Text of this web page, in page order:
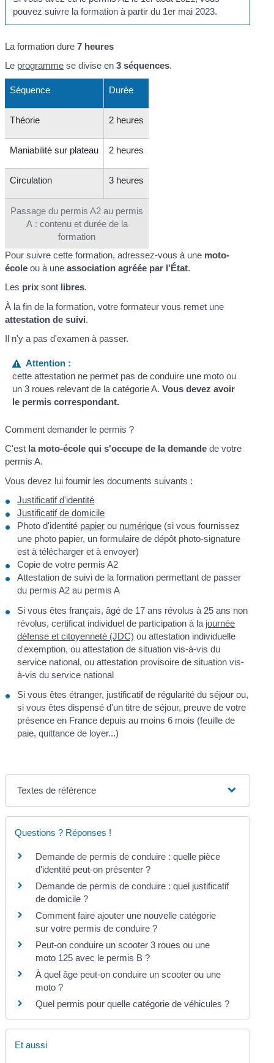
pouvez suivre la formation à partir du 1ermai 2023.
La formation dure7 heures
Le programme se divise en3 séquences.
Passage du permis A2 au permis
A : contenu et durée de la
formation
Séquence Durée
Théorie 2 heures
Maniabilité sur plateau 2 heures
Circulation 3 heures
Pour suivre cette formation, adressez-vous à une moto-
école ou à uneassociation agréée par l'État.
Les prix sont libres.
À la fin de la formation, votre formateur vous remet une
attestation de suivi.
Il n'y a pas d'examen à passer.
Attention :
cette attestation ne permet pas de conduire une moto ou
un 3 roues relevant de la catégorie A. Vous devez avoir
le permis correspondant.
Comment demander le permis ?
C'est la moto-école qui s'occupe de la demande de votre
permis A.
Vous devez lui fournir les documents suivants :
Justificatif d'identité
Justificatif de domicile
Photo d'identité papier ou numérique (si vous fournissez
une photo papier, un formulaire de dépôt photo-signature
est à télécharger et à envoyer)
Copie de votre permis A2
Attestation de suivi de la formation permettant de passer
du permis A2 au permis A
Si vous êtes français, âgé de 17 ans révolus à 25 ans non
révolus, certificat individuel de participation à la journée
défense et citoyenneté (JDC) ou attestation individuelle
d'exemption, ou attestation de situation vis-à-vis du
service national, ou attestation provisoire de situation vis-
à-vis du service national
Si vous êtes étranger, justificatif de régularité du séjour ou,
si vous êtes dispensé d'un titre de séjour, preuve de votre
présence en France depuis au moins 6 mois (feuille de
paie, quittance de loyer...)
Textes de référence
Questions ? Réponses !
Demande de permis de conduire : quelle pièce
d'identité peut-on présenter ?
Demande de permis de conduire : quel justificatif
de domicile ?
Comment faire ajouter une nouvelle catégorie
sur votre permis de conduire ?
Peut-on conduire un scooter 3 roues ou une
moto 125 avec le permis B ?
À quel âge peut-on conduire un scooter ou une
moto ?
Quel permis pour quelle catégorie de véhicules ?
Et aussi